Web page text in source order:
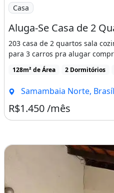
Imagem: Aluga-Se Casa de
Casa
203 casa de 2 quartos sala
para 3 carros pra alugar
128m² de Área 2 Dormitórios
Samambaia Norte,
R$1.450 /mês